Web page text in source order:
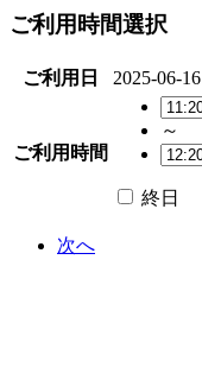
ご利用時間選択
ご利用日 2025-06-16
ご利用時間
～
終日
次へ